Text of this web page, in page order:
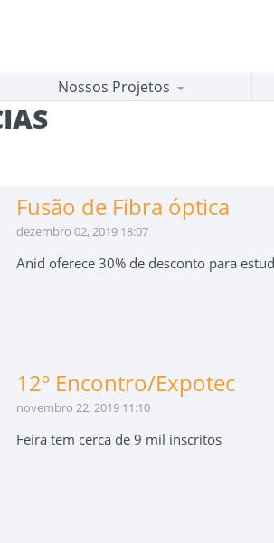
Nossos Projetos
Fusão de Fibra óptica
dezembro 02, 2019 18:07
Anid oferece 30% de desconto para
12º Encontro/Expotec
novembro 22, 2019 11:10
Feira tem cerca de 9 mil inscritos